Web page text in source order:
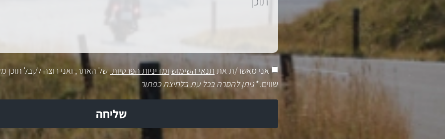
אני מאשר/ת את תנאי השימוש ומדיניות הפרטיותשל האתר, ואני רוצה לקבל תוכן
שווים.*ניתן להסרה בכל עת בלחיצת כפתור
שליחה